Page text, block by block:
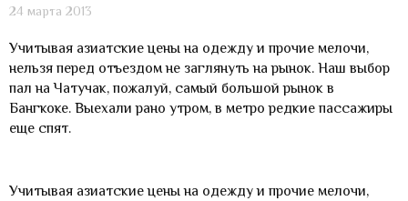
24 марта 2013
Учитывая азиатские цены на одежду и прочие мелочи,
нельзя перед отъездом не заглянуть на рынок. Наш выбор
пал на Чатучак, пожалуй, самый большой рынок в
Бангкоке. Выехали рано утром, в метро редкие пассажиры
еще спят.
Учитывая азиатские цены на одежду и прочие мелочи,